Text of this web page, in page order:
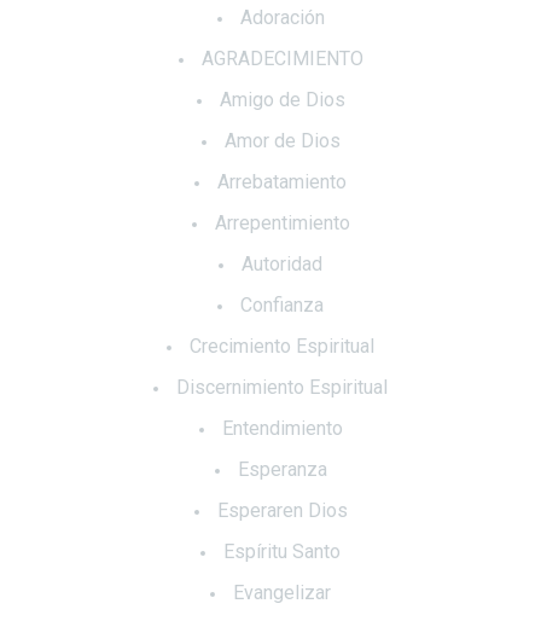
Adoración
AGRADECIMIENTO
Amigo de Dios
Amor de Dios
Arrebatamiento
Arrepentimiento
Autoridad
Confianza
Crecimiento Espiritual
Discernimiento Espiritual
Entendimiento
Esperanza
Esperaren Dios
Espíritu Santo
Evangelizar